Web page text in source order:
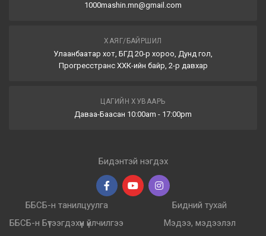
1000mashin.mn@gmail.com
ХАЯГ/БАЙРШИЛ
Улаанбаатар хот, БГД 20-р хороо, Дунд гол,
Прогресстранс ХХК-ийн байр, 2-р давхар
ЦАГИЙН ХУВААРЬ
Даваа-Баасан 10:00am - 17:00pm
Бидэнтэй нэгдэх
ББСБ-н танилцуулга
ББСБ-н Бүтээгдэхүүн үйлчилгээ
Бидний тухай
Мэдээ, мэдээлэл